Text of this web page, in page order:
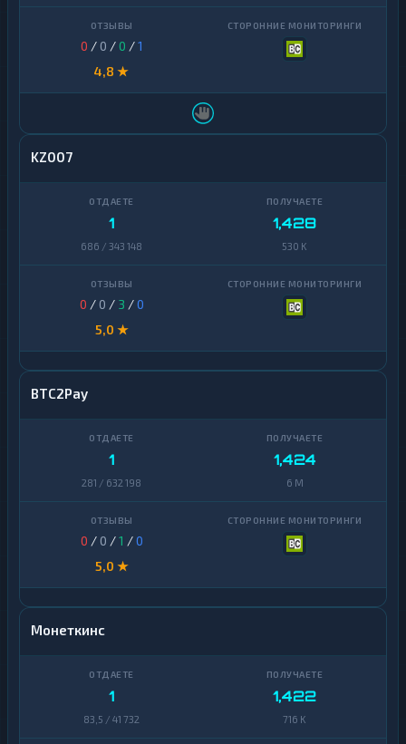
0 / 0 /0 /1
4,8 ★
KZ007
1
686 / 343 148
1,428
530 K
0 / 0 / 3 /0
5,0 ★
BTC2Pay
1
281 / 632 198
1,424
6 M
0 / 0 /1 /0
5,0 ★
Монеткинс
1
83,5 / 41 732
1,422
716 K